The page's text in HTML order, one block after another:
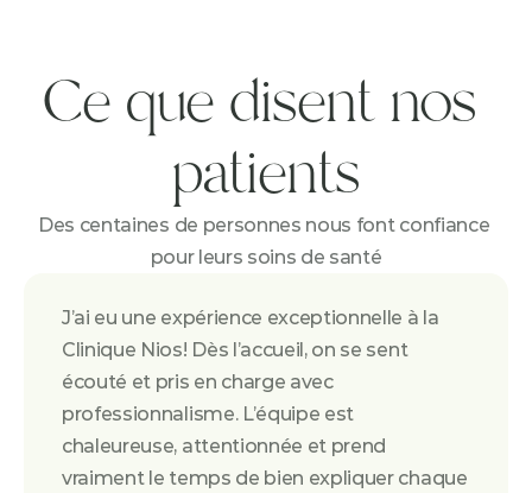
Ce que disent nos
patients
Des centaines de personnes nous font confiance
pour leurs soins de santé
J’ai eu une expérience exceptionnelle à la
Clinique Nios! Dès l’accueil, on se sent
écouté et pris en charge avec
professionnalisme. L’équipe est
chaleureuse, attentionnée et prend
vraiment le temps de bien expliquer chaque